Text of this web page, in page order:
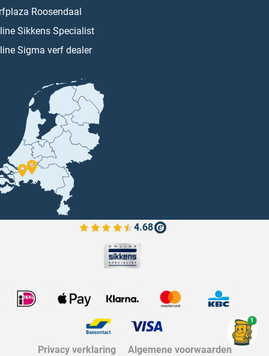
Roosendaal
Sikkens Specialist
Sigma verf dealer
4.68
Bekijk de verfplaza beoordelingen
Privacy verklaring Algemene voorwaarden
1